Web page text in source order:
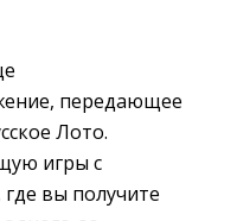
передающее
Лото.
игры с
вы получите